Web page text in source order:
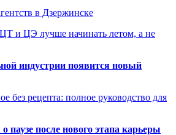
в Дзержинске
и ЦЭ лучше начинать летом, а не
индустрии появится новый
без рецепта: полное руководство для
паузе после нового этапа карьеры